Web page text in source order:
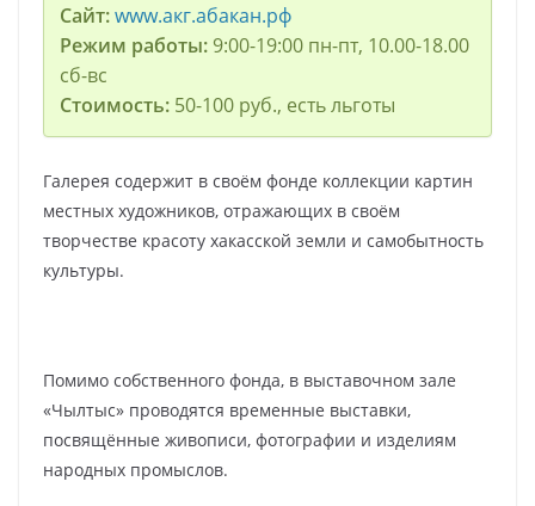
Сайт:www.акг.абакан.рф
Режим работы:9:00-19:00 пн-пт, 10.00-18.00
сб-вс
Стоимость:50-100 руб., есть льготы
Галерея содержит в своём фонде коллекции картин
местных художников, отражающих в своём
творчестве красоту хакасской земли и самобытность
культуры.
Помимо собственного фонда, в выставочном зале
«Чылтыс» проводятся временные выставки,
посвящённые живописи, фотографии и изделиям
народных промыслов.